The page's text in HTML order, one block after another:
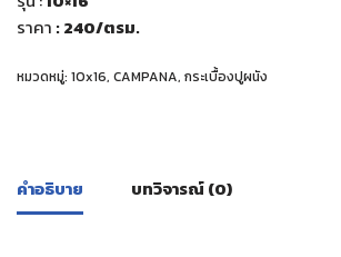
ราคา : 240/ตรม.
หมวดหมู่: 10x16, CAMPANA, กระเบื้องปูผนัง
คำอธิบาย บทวิจารณ์ (0)